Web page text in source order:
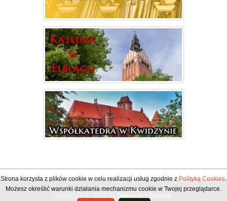
Strona korzysta z plików cookie w celu realizacji usług zgodnie zPolityką Cookies.
Możesz określić warunki działania mechanizmu cookie w Twojej przeglądarce.